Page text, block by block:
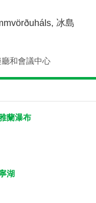
冰島
和會議中心
蘭瀑布
湖